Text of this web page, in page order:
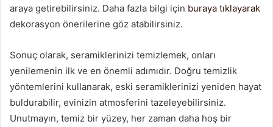
araya getirebilirsiniz. Daha fazla bilgi için buraya tıklayarak
dekorasyon önerilerine göz atabilirsiniz.
Sonuç olarak, seramiklerinizi temizlemek, onları
yenilemenin ilk ve en önemli adımıdır. Doğru temizlik
yöntemlerini kullanarak, eski seramiklerinizi yeniden hayat
buldurabilir, evinizin atmosferini tazeleyebilirsiniz.
Unutmayın, temiz bir yüzey, her zaman daha hoş bir